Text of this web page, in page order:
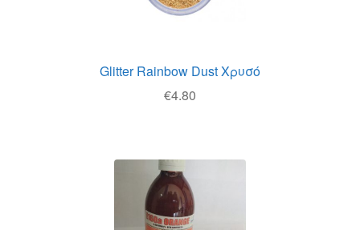
Glitter Rainbow Dust Χρυσό
€4.80